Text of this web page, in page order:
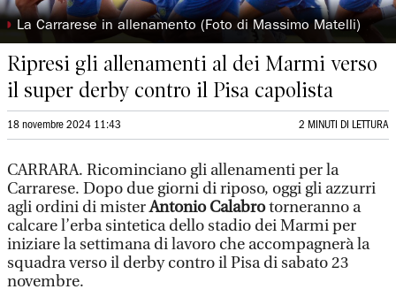
◗ La Carrarese in allenamento (Foto di Massimo Matelli)
Ripresi gli allenamenti al dei Marmi verso
il super derby contro il Pisa capolista
18 novembre 2024 11:43 2 MINUTI DI LETTURA
CARRARA. Ricominciano gli allenamenti per la
Carrarese. Dopo due giorni di riposo, oggi gli azzurri
agli ordini di misterAntonio Calabrotorneranno a
calcare l’erba sintetica dello stadio dei Marmi per
iniziare la settimana di lavoro che accompagnerà la
squadra verso il derby contro il Pisa di sabato 23
novembre.